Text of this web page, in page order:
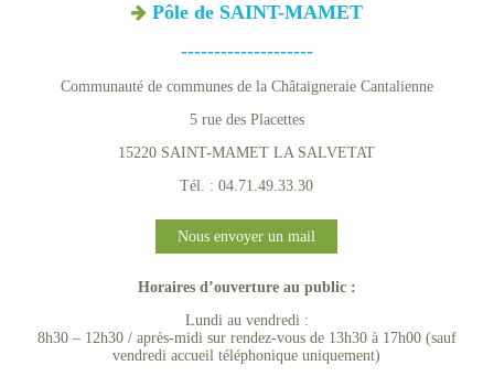
Pôle de SAINT-MAMET
--------------------
Communauté de communes de la Châtaigneraie Cantalienne
5 rue des Placettes
15220 SAINT-MAMET LA SALVETAT
Tél. : 04.71.49.33.30
Nous envoyer un mail
Horaires d’ouverture au public :
Lundi au vendredi :
8h30 – 12h30 / après-midi sur rendez-vous de 13h30 à 17h00 (sauf
vendredi accueil téléphonique uniquement)